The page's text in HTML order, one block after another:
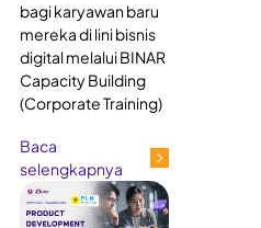
bagi karyawan baru
mereka di lini bisnis
digital melalui BINAR
Capacity Building
(Corporate Training)
Baca
selengkapnya